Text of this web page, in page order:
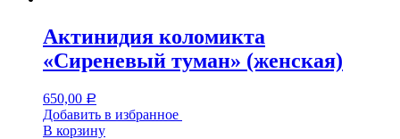
Актинидия коломикта
«Сиреневый туман» (женская)
650,00 Р
Добавить в избранное
В корзину